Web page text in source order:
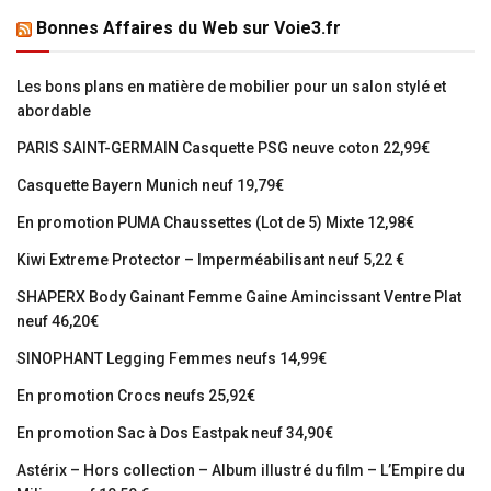
Bonnes Affaires du Web sur Voie3.fr
Les bons plans en matière de mobilier pour un salon stylé et
abordable
PARIS SAINT-GERMAIN Casquette PSG neuve coton 22,99€
Casquette Bayern Munich neuf 19,79€
En promotion PUMA Chaussettes (Lot de 5) Mixte 12,98€
Kiwi Extreme Protector – Imperméabilisant neuf 5,22 €
SHAPERX Body Gainant Femme Gaine Amincissant Ventre Plat
neuf 46,20€
SINOPHANT Legging Femmes neufs 14,99€
En promotion Crocs neufs 25,92€
En promotion Sac à Dos Eastpak neuf 34,90€
Astérix – Hors collection – Album illustré du film – L’Empire du